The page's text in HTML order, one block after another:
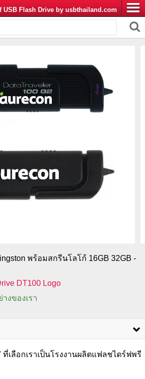
USB Flash Drive by usbthailand.com
พร้อมสกรีนโลโก้ 16GB 32GB -
DT100 Logo
งของเรา
เลือกเราเป็นโรงงานผลิตแฟลชไดร์ฟพรี